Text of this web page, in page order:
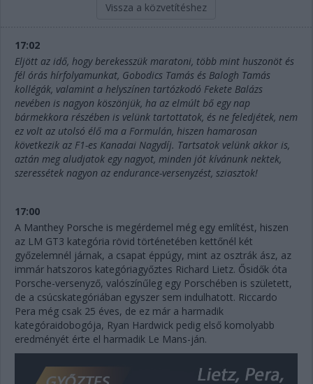
Vissza a közvetítéshez
17:02
Eljött az idő, hogy berekesszük maratoni, több mint huszonöt és
fél órás hírfolyamunkat, Gobodics Tamás és Balogh Tamás
kollégák, valamint a helyszínen tartózkodó Fekete Balázs
nevében is nagyon köszönjük, ha az elmúlt bő egy nap
bármekkora részében is velünk tartottatok, és ne feledjétek, nem
ez volt az utolsó élő ma a Formulán, hiszen hamarosan
következik az F1-es Kanadai Nagydíj. Tartsatok velünk akkor is,
aztán meg aludjatok egy nagyot, minden jót kívánunk nektek,
szeressétek nagyon az endurance-versenyzést, sziasztok!
17:00
A Manthey Porsche is megérdemel még egy említést, hiszen
az LM GT3 kategória rövid történetében kettőnél két
győzelemnél járnak, a csapat éppúgy, mint az osztrák ász, az
immár hatszoros kategóriagyőztes Richard Lietz. Ősidők óta
Porsche-versenyző, valószínűleg egy Porschében is született,
de a csúcskategóriában egyszer sem indulhatott. Riccardo
Pera még csak 25 éves, de ez már a harmadik
kategóraidobogója, Ryan Hardwick pedig első komolyabb
eredményét érte el harmadik Le Mans-ján.